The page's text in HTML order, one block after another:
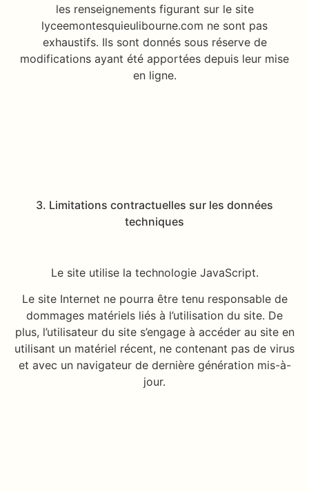
les renseignements figurant sur le site
lyceemontesquieulibourne.com ne sont pas
exhaustifs. Ils sont donnés sous réserve de
modifications ayant été apportées depuis leur mise
en ligne.
3. Limitations contractuelles sur les données
techniques
Le site utilise la technologie JavaScript.
Le site Internet ne pourra être tenu responsable de
dommages matériels liés à l’utilisation du site. De
plus, l’utilisateur du site s’engage à accéder au site en
utilisant un matériel récent, ne contenant pas de virus
et avec un navigateur de dernière génération mis-à-
jour.